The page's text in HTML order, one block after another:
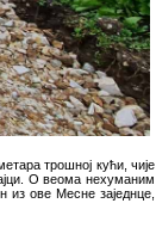
трошној кући, чије
О веома нехуманим
из ове Месне заједнце,